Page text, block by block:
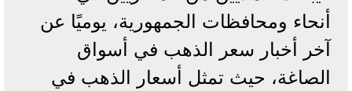
أنحاء ومحافظات الجمهورية، يوميًا عن
آخر أخبار سعر الذهب في أسواق
الصاغة، حيث تمثل أسعار الذهب في